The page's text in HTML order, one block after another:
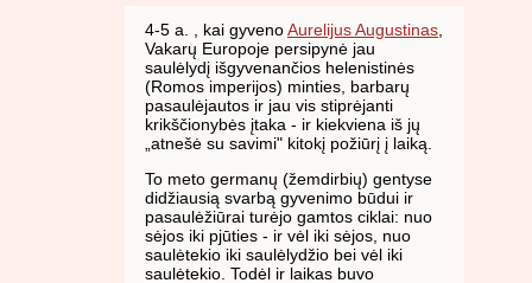
4-5 a. , kai gyvenoAurelijus Augustinas
Vakarų Europoje persipynė jau
saulėlydį išgyvenančios helenistinės
(Romos imperijos) minties, barbarų
pasaulėjautos ir jau vis stiprėjanti
krikščionybės įtaka - ir kiekviena iš jų
„atnešė su savimi" kitokį požiūrį į laiką.
To meto germanų (žemdirbių) gentyse
didžiausią svarbą gyvenimo būdui ir
pasaulėžiūrai turėjo gamtos ciklai: nuo
sėjos iki pjūties - ir vėl iki sėjos, nuo
saulėtekio iki saulėlydžio bei vėl iki
saulėtekio. Todėl ir laikas buvo